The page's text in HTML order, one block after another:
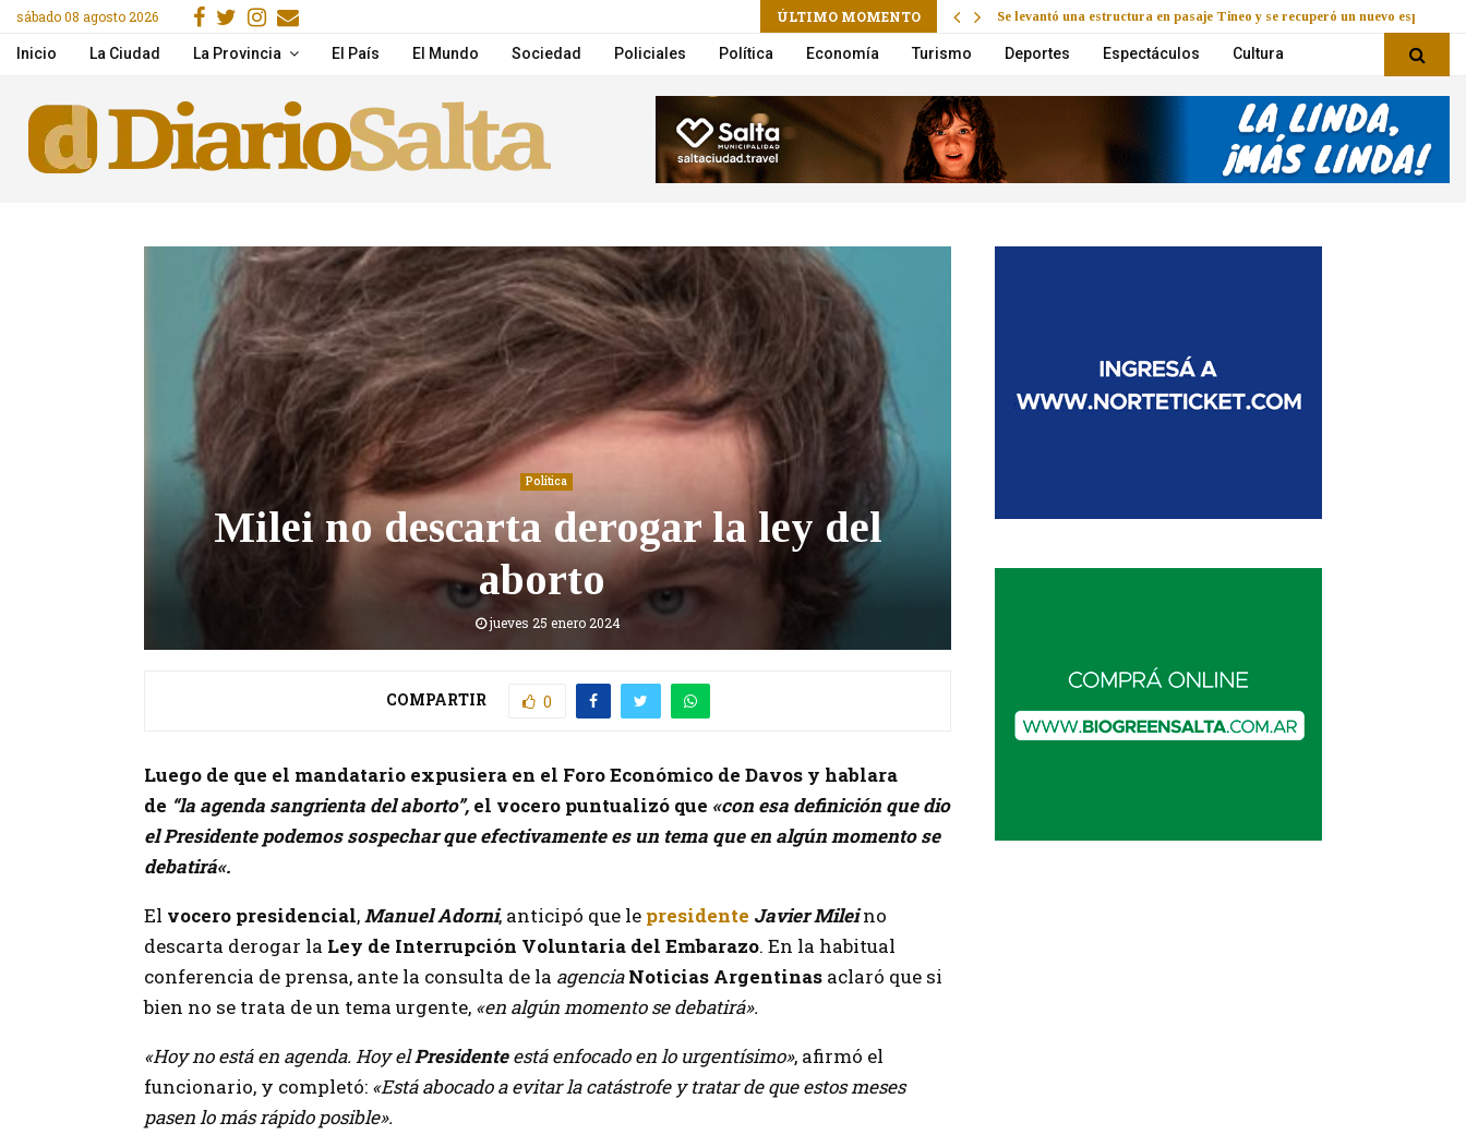
sábado 08 agosto 2026 ÚLTIMO MOMENTO
en IA y herramientas de Google Desde la próxima semana la Municipalidad suma un nuevo Móvil de Castración Se levantó una estructura en pasaje Tineo y se recuperó un nuevo espacio
Facebook
Gorjeo
Instagram
Email
Inicio La Ciudad La Provincia El País El Mundo Sociedad Policiales Política Economía Turismo Deportes Espectáculos Cultura
Política
Milei no descarta derogar la ley del
aborto
jueves 25 enero 2024
COMPARTIR 0
Luego de que el mandatario expusiera en el Foro Económico de Davos y hablara
de “la agenda sangrienta del aborto”, el vocero puntualizó que «con esa definición que dio
el Presidente podemos sospechar que efectivamente es un tema que en algún momento se
debatirá«.
El vocero presidencial,Manuel Adorni, anticipó que le presidente Javier Mileino
descarta derogar la Ley de Interrupción Voluntaria del Embarazo. En la habitual
conferencia de prensa, ante la consulta de la agenciaNoticias Argentinas aclaró que si
bien no se trata de un tema urgente, «en algún momento se debatirá».
«Hoy no está en agenda. Hoy elPresidenteestá enfocado en lo urgentísimo», afirmó el
funcionario, y completó: «Está abocado a evitar la catástrofe y tratar de que estos meses
pasen lo más rápido posible».